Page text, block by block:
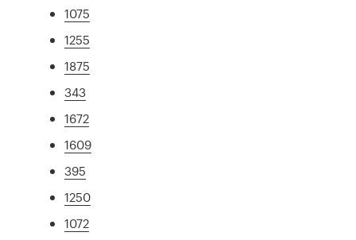
1075
1255
1875
343
1672
1609
395
1250
1072